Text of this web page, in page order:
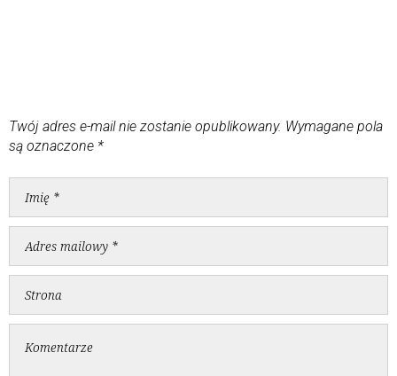
Twój adres e-mail nie zostanie opublikowany. Wymagane pola
są oznaczone *